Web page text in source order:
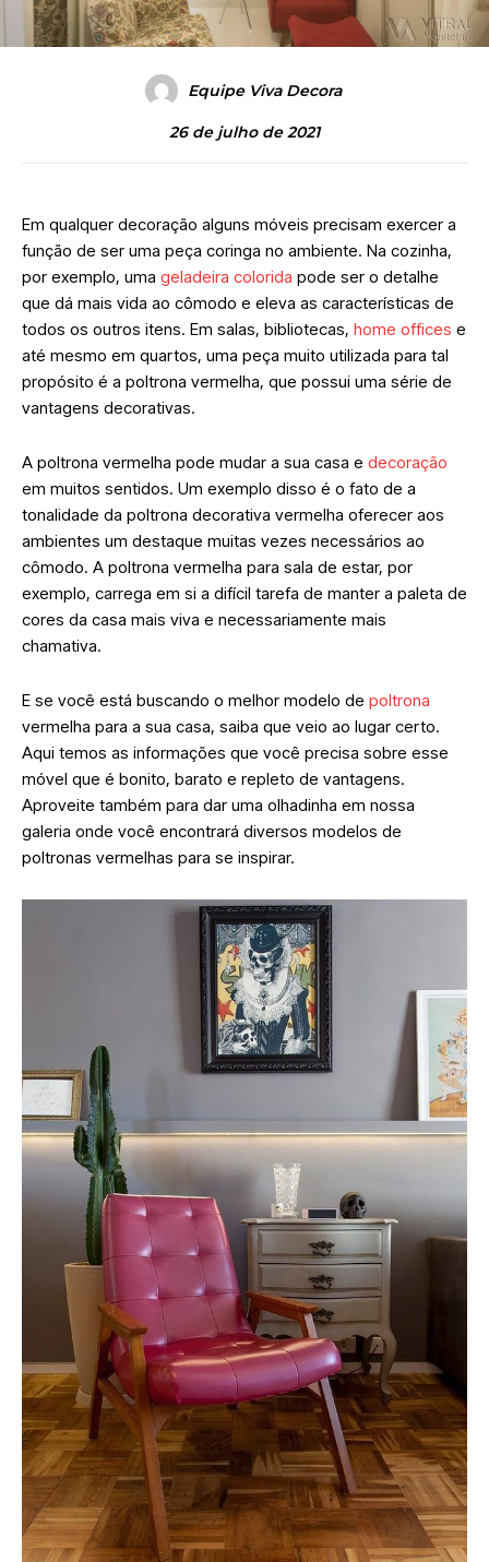
Equipe Viva Decora
26 de julho de 2021
Em qualquer decoração alguns móveis precisam exercer a
função de ser uma peça coringa no ambiente. Na cozinha,
por exemplo, uma geladeira colorida pode ser o detalhe
que dá mais vida ao cômodo e eleva as características de
todos os outros itens. Em salas, bibliotecas, home offices e
até mesmo em quartos, uma peça muito utilizada para tal
propósito é a poltrona vermelha, que possui uma série de
vantagens decorativas.
A poltrona vermelha pode mudar a sua casa e decoração
em muitos sentidos. Um exemplo disso é o fato de a
tonalidade da poltrona decorativa vermelha oferecer aos
ambientes um destaque muitas vezes necessários ao
cômodo. A poltrona vermelha para sala de estar, por
exemplo, carrega em si a difícil tarefa de manter a paleta de
cores da casa mais viva e necessariamente mais
chamativa.
E se você está buscando o melhor modelo de poltrona
vermelha para a sua casa, saiba que veio ao lugar certo.
Aqui temos as informações que você precisa sobre esse
móvel que é bonito, barato e repleto de vantagens.
Aproveite também para dar uma olhadinha em nossa
galeria onde você encontrará diversos modelos de
poltronas vermelhas para se inspirar.